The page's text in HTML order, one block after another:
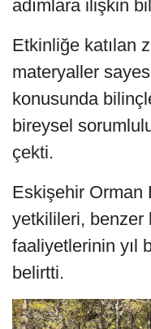
adımlara ilişkin
Etkinliğe katılan
materyaller
konusunda
bireysel
çekti.
Eskişehir Orman
yetkilileri, benzer
faaliyetlerinin yıl
belirtti.